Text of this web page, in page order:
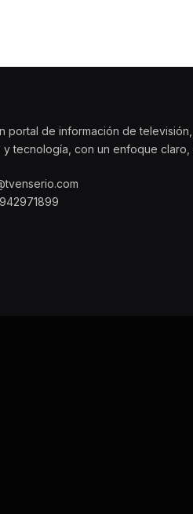
portal de información de
y tecnología, con un enfoque